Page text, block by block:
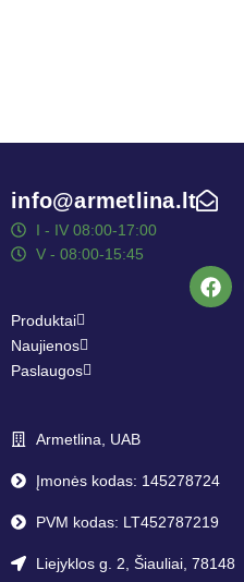
Armetlina, UAB
Įmonės kodas: 145278724
PVM kodas: LT452787219
Liejyklos g. 2, Šiauliai, 78148
Produktai
Naujienos
Paslaugos
info@armetlina.lt
I - IV 08:00-17:00
V - 08:00-15:45